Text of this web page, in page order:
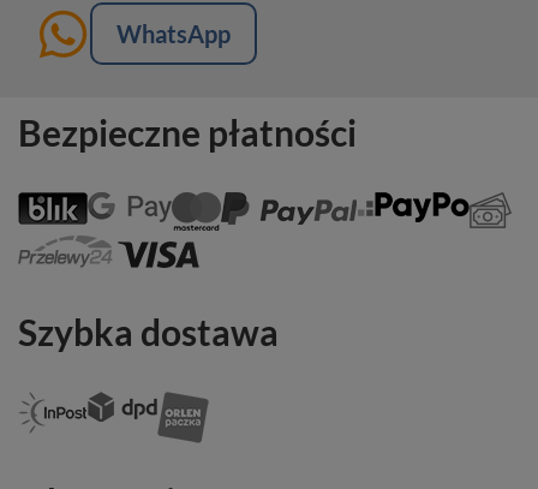
WhatsApp
Bezpieczne płatności
Szybka dostawa